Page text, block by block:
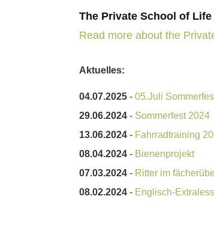
The Private School of
Read more about the
Aktuelles:
04.07.2025 - 05.Juli
29.06.2024 - Sommerfest 2024
13.06.2024 - Fahrradtraining
08.04.2024 - Bienenprojekt
07.03.2024 - Ritter im
08.02.2024 - Englisch-